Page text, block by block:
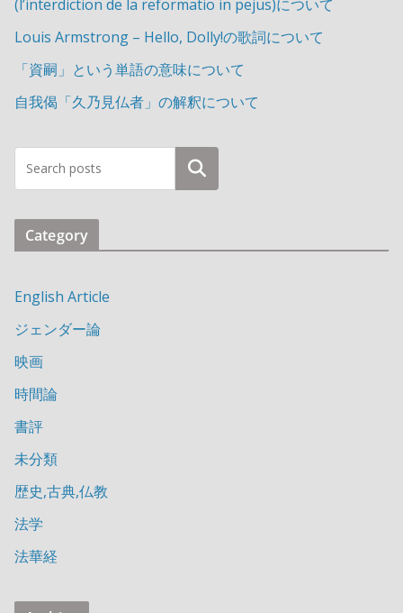
(l’interdiction de la reformatio in pejus)について
Louis Armstrong – Hello, Dolly!の歌詞について
「資嗣」という単語の意味について
自我偈「久乃見仏者」の解釈について
検索
Category
English Article
ジェンダー論
映画
時間論
書評
未分類
歴史,古典,仏教
法学
法華経